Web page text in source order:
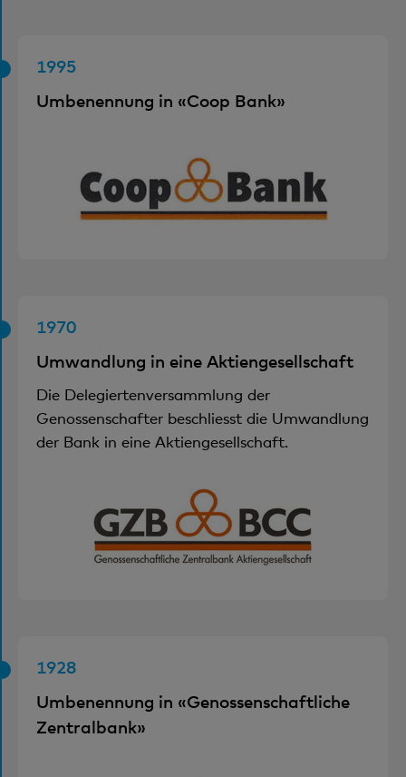
1995
Umbenennung in «Coop Bank»
1970
Umwandlung in eine Aktiengesellschaft
Die Delegiertenversammlung der
Genossenschafter beschliesst die Umwandlung
der Bank in eine Aktiengesellschaft.
1928
Umbenennung in «Genossenschaftliche
Zentralbank»